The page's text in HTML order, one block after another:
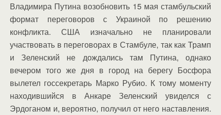
Владимира Путина возобновить 15 мая стамбульский
формат переговоров с Украиной по решению
конфликта. США изначально не планировали
участвовать в переговорах в Стамбуле, так как Трамп
и Зеленский не дождались там Путина, однако
вечером того же дня в город на берегу Босфора
вылетел госсекретарь Марко Рубио. К тому моменту
находившийся в Анкаре Зеленский увиделся с
Эрдоганом и, вероятно, получил от него наставления.